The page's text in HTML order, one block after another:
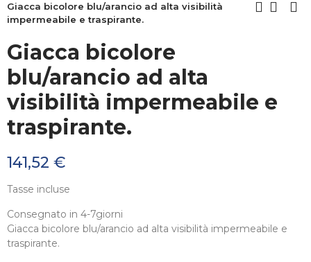
Giacca bicolore blu/arancio ad alta visibilità
impermeabile e traspirante.
Giacca bicolore
blu/arancio ad alta
visibilità impermeabile e
traspirante.
141,52 €
Tasse incluse
Consegnato in 4-7giorni
Giacca bicolore blu/arancio ad alta visibilità impermeabile e
traspirante.